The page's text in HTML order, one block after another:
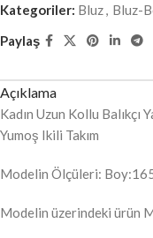
Kategoriler: Bluz, Bluz-
Paylaş
Açıklama
Kadın Uzun Kollu
Yumoş Ikili Takım
Modelin Ölçüleri:
Modelin üzerindeki ürün